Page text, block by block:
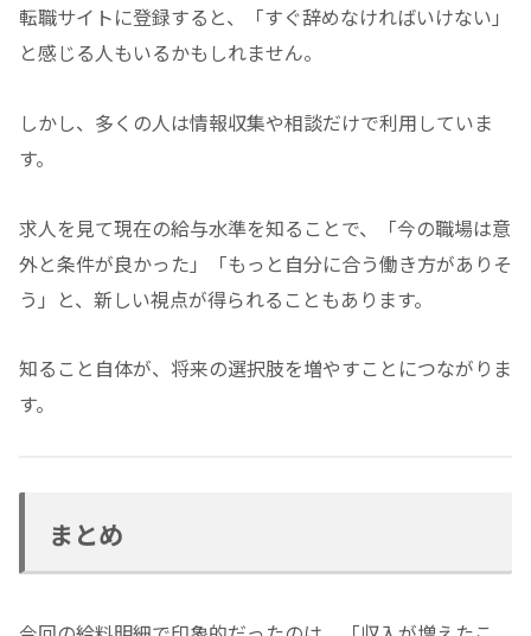
転職サイトに登録すると、「すぐ辞めなければいけない」
と感じる人もいるかもしれません。
しかし、多くの人は情報収集や相談だけで利用していま
す。
求人を見て現在の給与水準を知ることで、「今の職場は意
外と条件が良かった」「もっと自分に合う働き方がありそ
う」と、新しい視点が得られることもあります。
知ること自体が、将来の選択肢を増やすことにつながりま
す。
まとめ